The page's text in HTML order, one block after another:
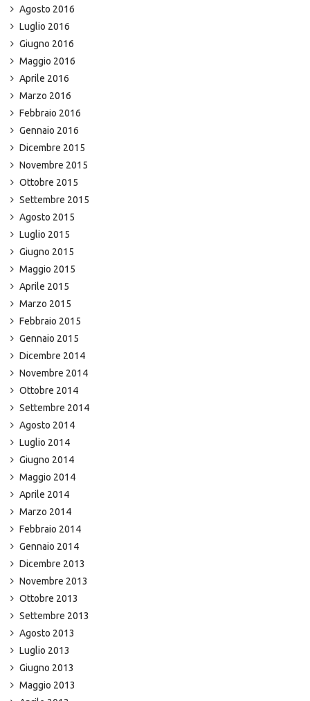
Agosto 2016
Luglio 2016
Giugno 2016
Maggio 2016
Aprile 2016
Marzo 2016
Febbraio 2016
Gennaio 2016
Dicembre 2015
Novembre 2015
Ottobre 2015
Settembre 2015
Agosto 2015
Luglio 2015
Giugno 2015
Maggio 2015
Aprile 2015
Marzo 2015
Febbraio 2015
Gennaio 2015
Dicembre 2014
Novembre 2014
Ottobre 2014
Settembre 2014
Agosto 2014
Luglio 2014
Giugno 2014
Maggio 2014
Aprile 2014
Marzo 2014
Febbraio 2014
Gennaio 2014
Dicembre 2013
Novembre 2013
Ottobre 2013
Settembre 2013
Agosto 2013
Luglio 2013
Giugno 2013
Maggio 2013